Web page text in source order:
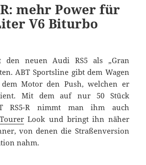
R: mehr Power für
V6 Biturbo
den neuen Audi RS5 als „Gran
ABT Sportsline gibt dem Wagen
Motor den Push, welchen er
Mit dem auf nur 50 Stück
RS5-R nimmt man ihm auch
Look und bringt ihn näher
von denen die Straßenversion
nahm.